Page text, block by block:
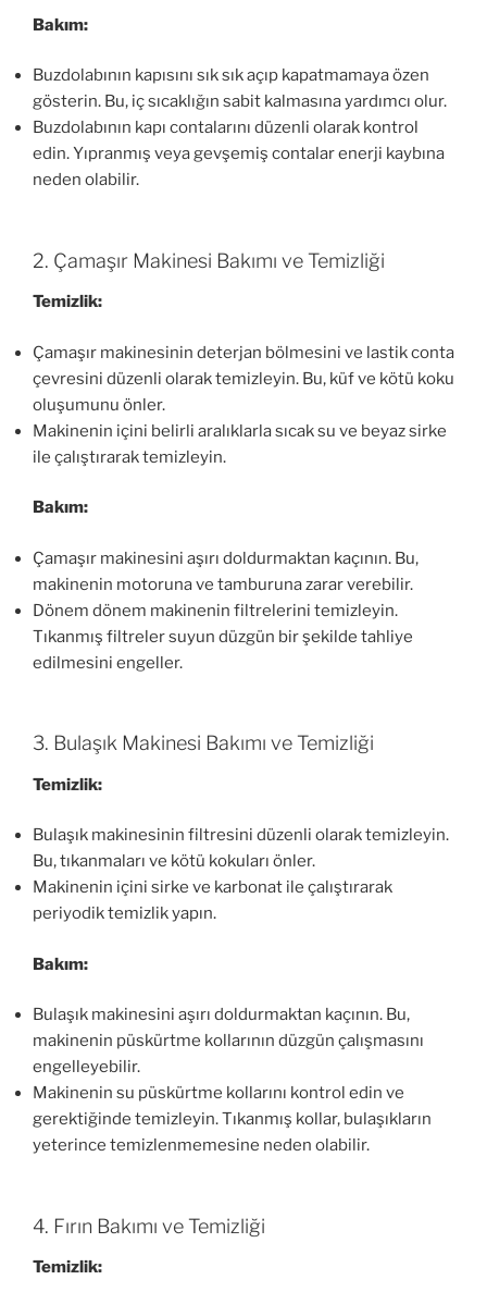
Bakım:
Buzdolabının kapısını sık sık açıp kapatmamaya özen
gösterin. Bu, iç sıcaklığın sabit kalmasına yardımcı olur.
Buzdolabının kapı contalarını düzenli olarak kontrol
edin. Yıpranmış veya gevşemiş contalar enerji kaybına
neden olabilir.
2. Çamaşır Makinesi Bakımı ve Temizliği
Temizlik:
Çamaşır makinesinin deterjan bölmesini ve lastik conta
çevresini düzenli olarak temizleyin. Bu, küf ve kötü koku
oluşumunu önler.
Makinenin içini belirli aralıklarla sıcak su ve beyaz sirke
ile çalıştırarak temizleyin.
Bakım:
Çamaşır makinesini aşırı doldurmaktan kaçının. Bu,
makinenin motoruna ve tamburuna zarar verebilir.
Dönem dönem makinenin filtrelerini temizleyin.
Tıkanmış filtreler suyun düzgün bir şekilde tahliye
edilmesini engeller.
3. Bulaşık Makinesi Bakımı ve Temizliği
Temizlik:
Bulaşık makinesinin filtresini düzenli olarak temizleyin.
Bu, tıkanmaları ve kötü kokuları önler.
Makinenin içini sirke ve karbonat ile çalıştırarak
periyodik temizlik yapın.
Bakım:
Bulaşık makinesini aşırı doldurmaktan kaçının. Bu,
makinenin püskürtme kollarının düzgün çalışmasını
engelleyebilir.
Makinenin su püskürtme kollarını kontrol edin ve
gerektiğinde temizleyin. Tıkanmış kollar, bulaşıkların
yeterince temizlenmemesine neden olabilir.
4. Fırın Bakımı ve Temizliği
Temizlik: